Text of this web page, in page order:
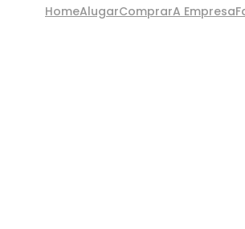
HomeAlugarComprarA Empresa